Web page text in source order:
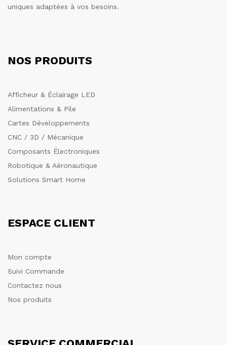
uniques adaptées à vos besoins.
NOS PRODUITS
Afficheur & Éclairage LED
Alimentations & Pile
Cartes Développements
CNC / 3D / Mécanique
Composants Électroniques
Robotique & Aéronautique
Solutions Smart Home
ESPACE CLIENT
Mon compte
Suivi Commande
Contactez nous
Nos produits